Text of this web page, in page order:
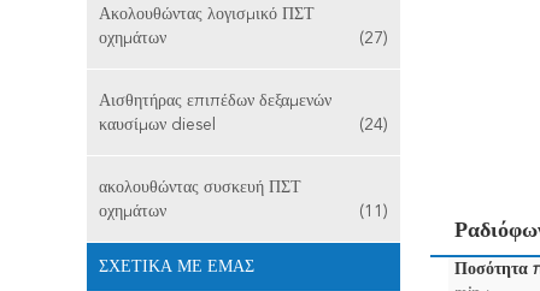
Ακολουθώντας λογισμικό ΠΣΤ
οχημάτων
(27)
Αισθητήρας επιπέδων δεξαμενών
καυσίμων diesel
(24)
ακολουθώντας συσκευή ΠΣΤ
οχημάτων
(11)
ΣΧΕΤΙΚΆ ΜΕ ΕΜΆΣ
Ποσότητα